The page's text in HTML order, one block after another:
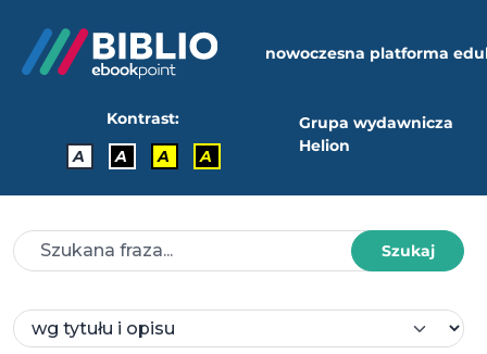
nowoczesna platforma
Kontrast:
A
A A A
Grupa wydawnicza
Helion
Szukaj